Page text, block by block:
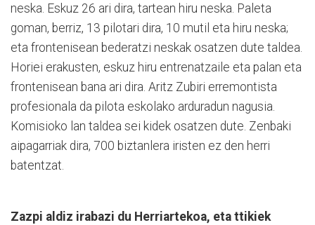
neska. Eskuz 26 ari dira, tartean hiru neska. Paleta
goman, berriz, 13 pilotari dira, 10 mutil eta hiru neska;
eta frontenisean bederatzi neskak osatzen dute taldea.
Horiei erakusten, eskuz hiru entrenatzaile eta palan eta
frontenisean bana ari dira. Aritz Zubiri erremontista
profesionala da pilota eskolako arduradun nagusia.
Komisioko lan taldea sei kidek osatzen dute. Zenbaki
aipagarriak dira, 700 biztanlera iristen ez den herri
batentzat.
Zazpi aldiz irabazi du Herriartekoa, eta ttikiek